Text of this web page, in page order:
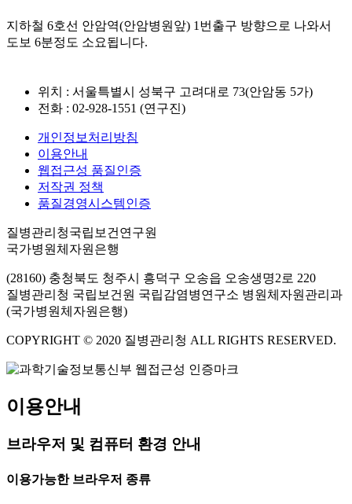
지하철 6호선 안암역(안암병원앞) 1번출구 방향으로 나와서
도보 6분정도 소요됩니다.
위치 : 서울특별시 성북구 고려대로 73(안암동 5가)
전화 : 02-928-1551 (연구진)
개인정보처리방침
이용안내
웹접근성 품질인증
저작권 정책
품질경영시스템인증
질병관리청국립보건연구원
국가병원체자원은행
(28160) 충청북도 청주시 흥덕구 오송읍 오송생명2로 220
질병관리청 국립보건원 국립감염병연구소 병원체자원관리과
(국가병원체자원은행)
COPYRIGHT © 2020 질병관리청 ALL RIGHTS RESERVED.
이용안내
브라우저 및 컴퓨터 환경 안내
이용가능한 브라우저 종류